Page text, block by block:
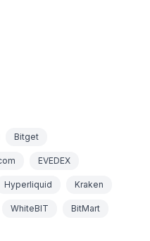
Bitget
EVEDEX
Hyperliquid Kraken
WhiteBIT BitMart